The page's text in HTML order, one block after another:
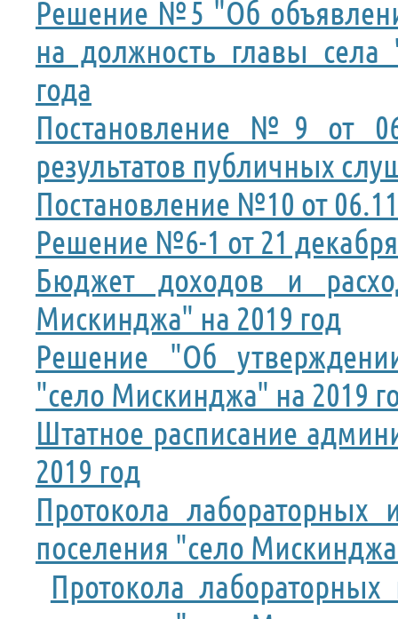
Решение №5 "Об
на должность главы
года
Постановление №9 от
результатов публичных
Постановление №10 от
Решение №6-1 от 21
Бюджет доходов и
Мискинджа" на 2019 год
Решение "Об
"село Мискинджа" на 2019
Штатное расписание
2019 год
Протокола лабораторных
поселения "село
Протокола